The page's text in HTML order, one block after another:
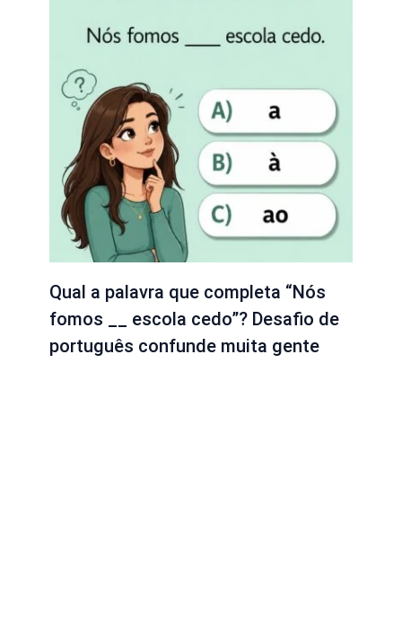
Qual a palavra que completa “Nós
fomos __ escola cedo”? Desafio de
português confunde muita gente